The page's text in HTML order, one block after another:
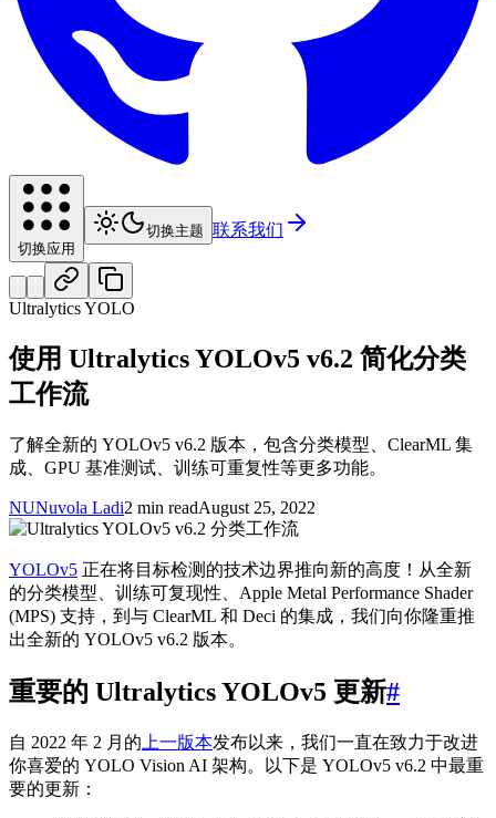
切换应用
切换主题 联系我们
Ultralytics YOLO
使用 Ultralytics YOLOv5 v6.2 简化分类
工作流
了解全新的 YOLOv5 v6.2 版本，包含分类模型、ClearML 集
成、GPU 基准测试、训练可重复性等更多功能。
NUNuvola Ladi2 min readAugust 25, 2022
YOLOv5 正在将目标检测的技术边界推向新的高度！从全新
的分类模型、训练可复现性、Apple Metal Performance Shader
(MPS) 支持，到与 ClearML 和 Deci 的集成，我们向你隆重推
出全新的 YOLOv5 v6.2 版本。
重要的 Ultralytics YOLOv5 更新#
自 2022 年 2 月的 上一版本发布以来，我们一直在致力于改进
你喜爱的 YOLO Vision AI 架构。以下是 YOLOv5 v6.2 中最重
要的更新：